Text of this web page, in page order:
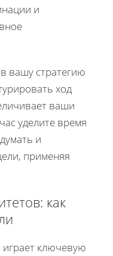
и
вашу стратегию
ход
ваши
уделите время
и
применяя
как
ключевую